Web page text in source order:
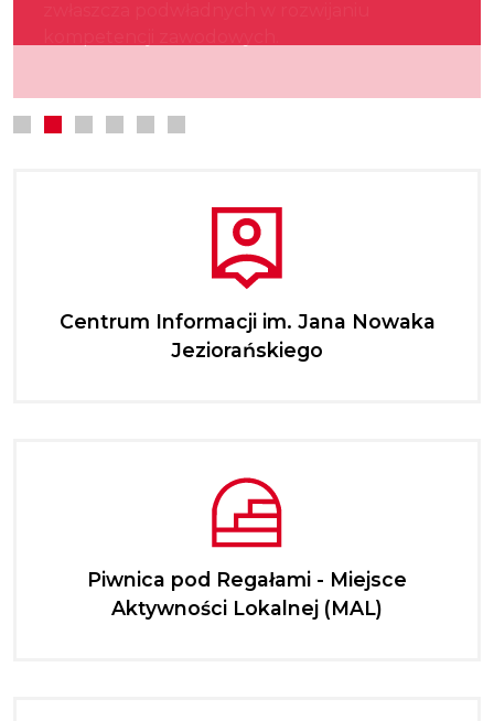
Centrum Informacji im. Jana Nowaka
Jeziorańskiego
Piwnica pod Regałami - Miejsce
Aktywności Lokalnej (MAL)